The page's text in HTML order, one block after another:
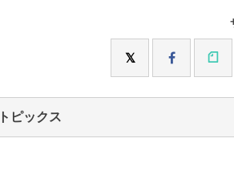
ピックス